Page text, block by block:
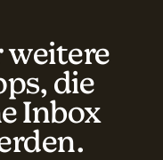
weitere
die
Inbox